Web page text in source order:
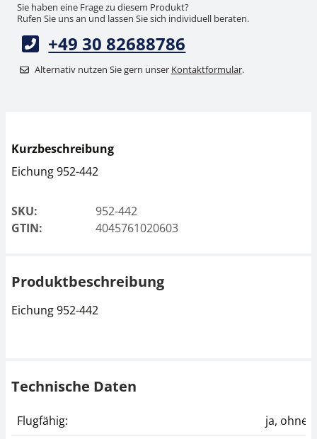
Sie haben eine Frage zu diesem Produkt?
Rufen Sie uns an und lassen Sie sich individuell beraten.
+49 30 82688786
Alternativ nutzen Sie gern unser Kontaktformular.
Kurzbeschreibung
Eichung 952-442
SKU:
952-442
GTIN:
4045761020603
Produktbeschreibung
Eichung 952-442
Technische Daten
Flugfähig:
ja, ohne